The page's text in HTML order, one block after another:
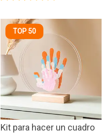
TOP 50
Kit para hacer un cuadro